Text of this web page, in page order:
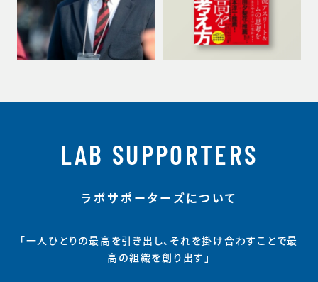
LAB SUPPORTERS
ラボサポーターズについて
「一人ひとりの最高を引き出し、それを掛け合わすことで最
高の組織を創り出す」